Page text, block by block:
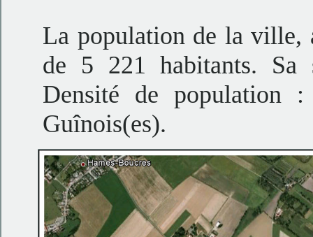
La population de la ville,
de 5 221 habitants.
Densité de population
Guînois(es).